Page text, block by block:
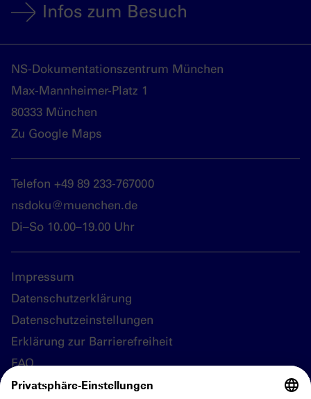
Infos zum Besuch
NS-Dokumentationszentrum München
Max-Mannheimer-Platz 1
80333 München
Zu Google Maps
Telefon +49 89 233-767000
nsdoku@muenchen.de
Di–So 10.00–19.00 Uhr
Impressum
Datenschutzerklärung
Datenschutzeinstellungen
Erklärung zur Barrierefreiheit
FAQ